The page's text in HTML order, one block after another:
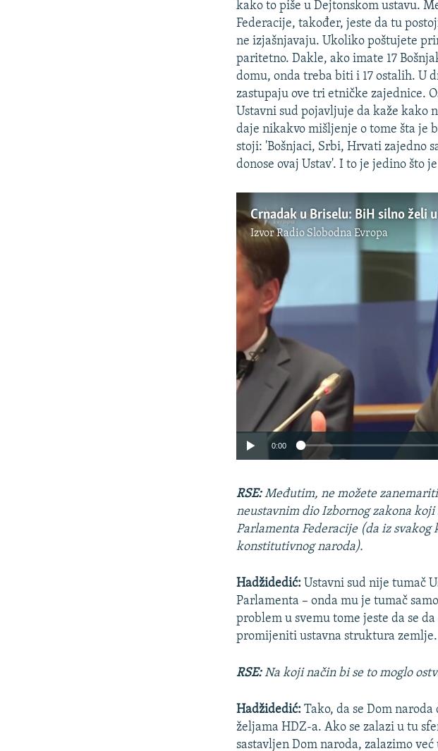
kako to piše u Dejtonskom ustavu.
Federacije, također, jeste da tu
ne izjašnjavaju. Ukoliko poštujete
paritetno. Dakle, ako imate 17
domu, onda treba biti i 17 ostalih. U
zastupaju ove tri etničke zajednice.
Ustavni sud pojavljuje da kaže kako
daje nikakvo mišljenje o tome šta je
stoji: 'Bošnjaci, Srbi, Hrvati zajedno
donose ovaj Ustav'. I to je jedino što
Crnadak u Briselu: BiH silno želi u
IzvorRadio Slobodna Evropa
No
0:00
RSE:Međutim, ne možete
neustavnim dio Izbornog zakona
Parlamenta Federacije (da iz
konstitutivnog naroda).
Hadžidedić: Ustavni sud nije tumač
Parlamenta – onda mu je tumač
problem u svemu tome jeste da se
promijeniti ustavna struktura zemlje.
RSE:Na koji način bi se to moglo
Hadžidedić:Tako, da se Dom
željama HDZ-a. Ako se zalazi u tu
sastavljen Dom naroda, zalazimo